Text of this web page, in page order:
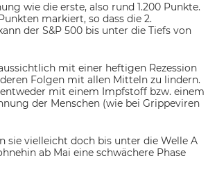
wie die erste, also rund 1.200 Punkte.
markiert, so dass die 2.
der S&P 500 bis unter die Tiefs von
mit einer heftigen Rezession
Folgen mit allen Mitteln zu lindern.
mit einem Impfstoff bzw. einem
der Menschen (wie bei Grippeviren
sie vielleicht doch bis unter die Welle A
ab Mai eine schwächere Phase